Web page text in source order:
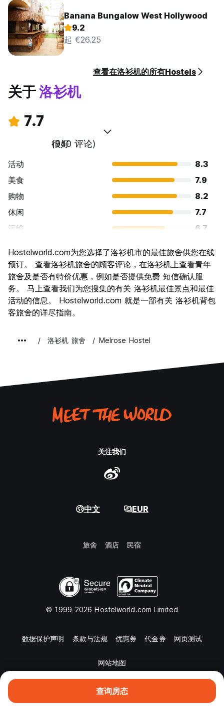
查询房态
Banana Bungalow West Hollywood
9.2
起 €26.25
查看在洛衫机的所有Hostels
关于洛衫机
7.7
很好
(940 评论)
活动
8.3
美食
7.9
购物
8.2
休闲
7.7
运输
6.7
文化
7.4
夜生活
7.9
物有所值
7.1
Hostelworld.com为您选择了洛衫机市的最佳旅舍供您在线
预订。 查看洛衫机旅舍的顾客评论，在洛衫机上查看青年
旅舍及是否有特价优惠，例如是否提供免费 短信确认服
务。 马上查看我们为您搜集的有关 洛衫机最佳景点和最佳
活动的信息。 Hostelworld.com 就是一部有关 洛衫机背包
客旅舍的详尽指南。
洛衫机 旅舍 Melrose Hostel
关注我们
中文 EUR
旅舍 酒店 民宿
© 1999-2026 Hostelworld.com Limited
数据保护声明 条款与法规 优惠券 代金券 网页测试
网站地图